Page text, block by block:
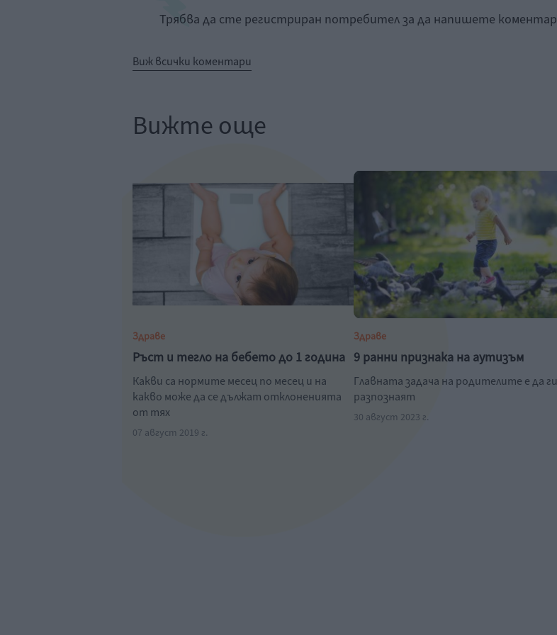
Трябва да сте регистриран потребител за да напишете коментар
Виж всички коментари
Вижте още
Здраве
Ръст и тегло на бебето до 1 година
Какви са нормите месец по месец и на
какво може да се дължат отклоненията
от тях
07 август 2019 г.
Здраве
9 ранни признака на аутизъм
Главната задача на родителите е да ги
разпознаят
30 август 2023 г.